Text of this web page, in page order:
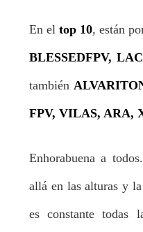
En el top 10, están
BLESSEDFPV,
también
FPV, VILAS, ARA,
Enhorabuena a
allá en las alturas y
es constante todas